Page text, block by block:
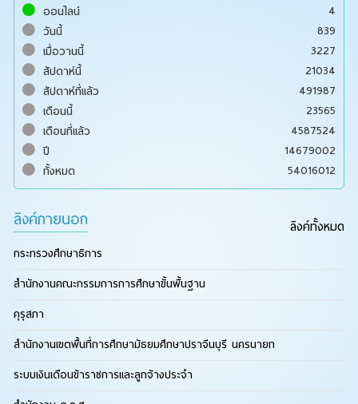
ออนไลน์
4
วันนี้
839
เมื่อวานนี้
3227
สัปดาห์นี้
21034
สัปดาห์ที่แล้ว
491987
เดือนนี้
23565
เดือนที่แล้ว
4587524
ปี
14679002
ทั้งหมด
54016012
ลิงค์ภายนอก ลิงค์ทั้งหมด
กระทรวงศึกษาธิการ
สำนักงานคณะกรรมการการศึกษาขั้นพื้นฐาน
คุรุสภา
สำนักงานเขตพื้นที่การศึกษามัธยมศึกษาปราจีนบุรี นครนายก
ระบบเงินเดือนข้าราชการและลูกจ้างประจำ